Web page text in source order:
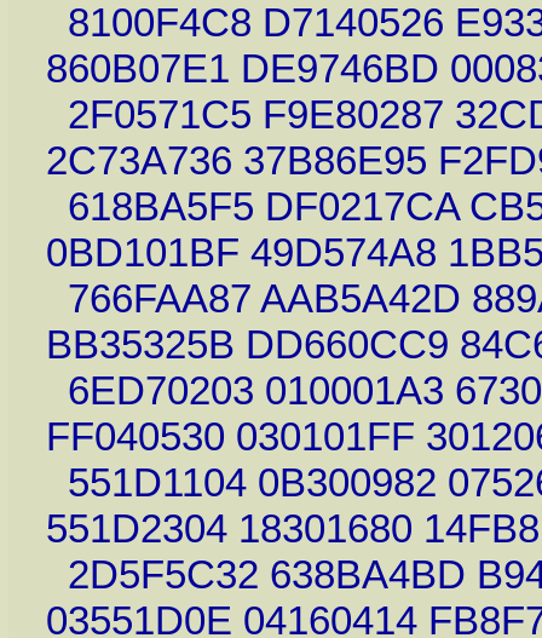
8100F4C8 D7140526
860B07E1 DE9746BD
2F0571C5 F9E80287
2C73A736 37B86E95
618BA5F5 DF0217CA
0BD101BF 49D574A8
766FAA87 AAB5A42D
BB35325B DD660CC9
6ED70203 010001A3
FF040530 030101FF
551D1104 0B300982
551D2304 18301680
2D5F5C32 638BA4BD
03551D0E 04160414